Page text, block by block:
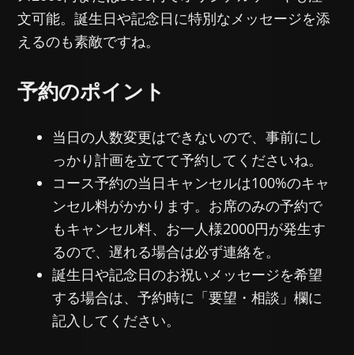
文可能。誕生日や記念日に特別なメッセージを添
えるのも素敵ですね。
予約のポイント
当日の人数変更はできないので、事前にし
っかり計画を立てて予約してくださいね。
コース予約の当日キャンセルは100%のキャ
ンセル料がかかります。お席のみの予約で
もキャンセル料、お一人様2000円が発生す
るので、遅れる場合は必ず連絡を。
誕生日や記念日のお祝いメッセージを希望
する場合は、予約時に「要望・相談」欄に
記入してください。